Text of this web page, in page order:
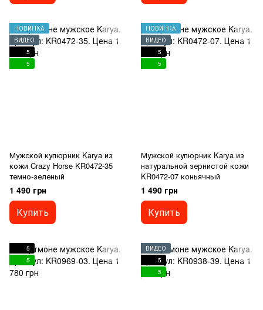
НОВИНКА
ВИДЕО
5
5
Мужской купюрник Karya из
кожи Crazy Horse KR0472-35
темно-зеленый
1 490 грн
Купить
НОВИНКА
ВИДЕО
5
5
Мужской купюрник Karya из
натуральной зернистой кожи
KR0472-07 коньячный
1 490 грн
Купить
5
5
ВИДЕО
5
5